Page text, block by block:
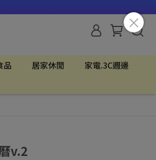
品 居家休閒
家電.3C週邊
v.2